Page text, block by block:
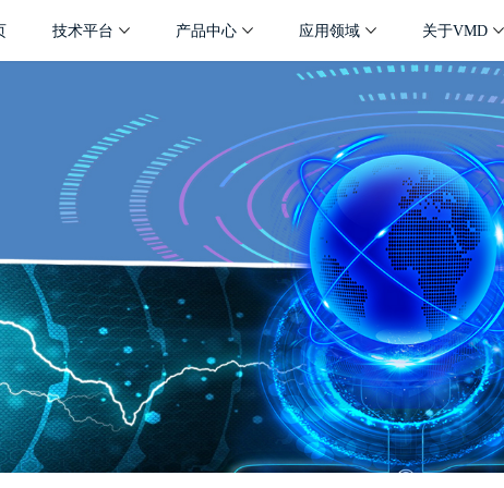
技术平台 产品中心 应用领域 关于VMD